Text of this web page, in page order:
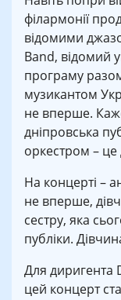
філармонії
відомими
Band, відомий
програму
музикантом
не вперше.
дніпровська
оркестром –
На концерті –
не вперше,
сестру, яка
публіки.
Для диригента
цей концерт